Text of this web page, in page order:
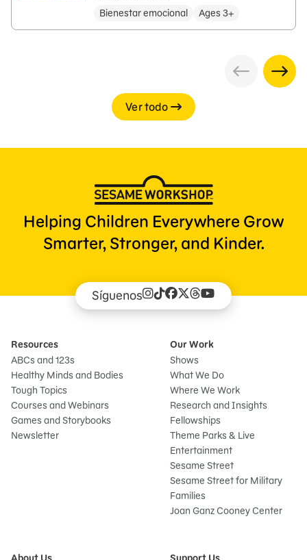
Bienestar emocional
Ages 3+
Ver todo
Helping Children Everywhere Grow
Smarter, Stronger, and Kinder.
Síguenos
Resources
ABCs and 123s
Healthy Minds and Bodies
Tough Topics
Courses and Webinars
Games and Storybooks
Newsletter
Our Work
Shows
What We Do
Where We Work
Research and Insights
Fellowships
Theme Parks & Live
Entertainment
Sesame Street
Sesame Street for Military
Families
Joan Ganz Cooney Center